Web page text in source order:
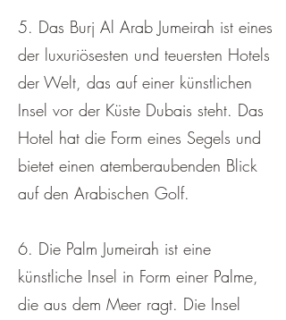
5. Das Burj Al Arab Jumeirah ist eines
der luxuriösesten und teuersten Hotels
der Welt, das auf einer künstlichen
Insel vor der Küste Dubais steht. Das
Hotel hat die Form eines Segels und
bietet einen atemberaubenden Blick
auf den Arabischen Golf.
6. Die Palm Jumeirah ist eine
künstliche Insel in Form einer Palme,
die aus dem Meer ragt. Die Insel